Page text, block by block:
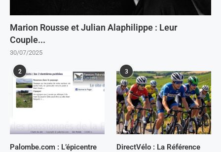
Marion Rousse et Julian Alaphilippe : Leur
Couple...
30/07/2025
2
Palombe.com : L’épicentre
3
DirectVélo : La Référence